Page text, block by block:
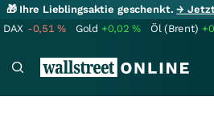
🎁 Ihre Lieblingsaktie geschenkt.→
DAX -0,51% Gold +0,02% Öl (Brent)